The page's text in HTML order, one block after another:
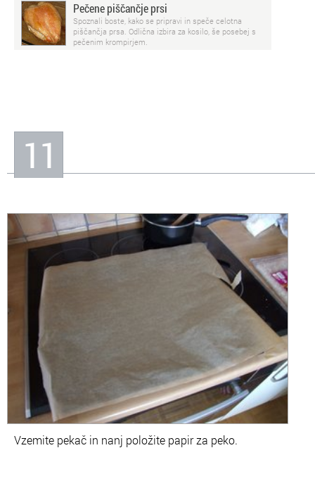
Pečene piščančje prsi
Spoznali boste, kako se pripravi in speče celotna
piščančja prsa. Odlična izbira za kosilo, še posebej s
pečenim krompirjem.
11
Vzemite pekač in nanj položite papir za peko.